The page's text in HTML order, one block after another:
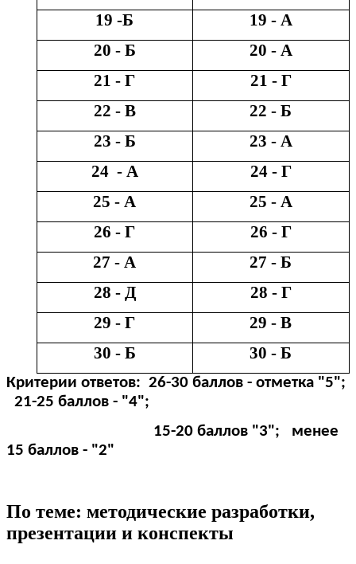
19 -Б
19 - А
20 - Б
20 - А
21 - Г
21 - Г
22 - В
22 - Б
23 - Б
23 - А
24 - А
24 - Г
25 - А
25 - А
26 - Г
26 - Г
27 - А
27 - Б
28 - Д
28 - Г
29 - Г
29 - В
30 - Б
30 - Б
Критерии ответов: 26-30 баллов - отметка "5";
21-25 баллов - "4";
15-20 баллов "3"; менее
15 баллов - "2"
По теме: методические разработки,
презентации и конспекты